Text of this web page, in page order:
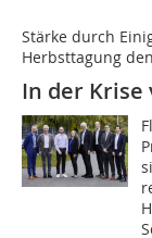
Stärke durch
Herbsttagung
In der